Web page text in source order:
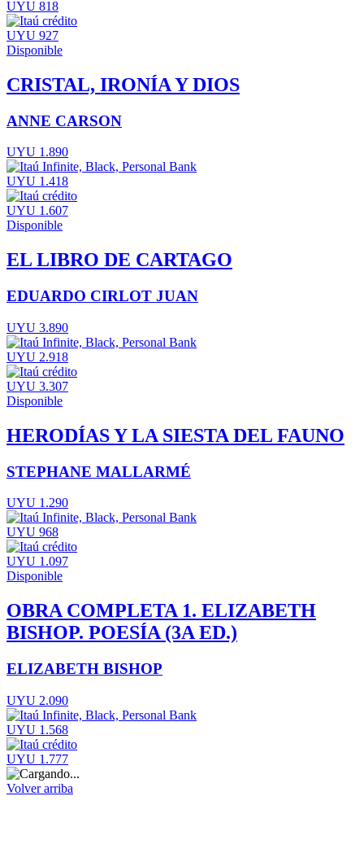
UYU 818
UYU 927
Disponible
CRISTAL, IRONÍA Y DIOS
ANNE CARSON
UYU 1.890
UYU 1.418
UYU 1.607
Disponible
EL LIBRO DE CARTAGO
EDUARDO CIRLOT JUAN
UYU 3.890
UYU 2.918
UYU 3.307
Disponible
HERODÍAS Y LA SIESTA DEL FAUNO
STEPHANE MALLARMÉ
UYU 1.290
UYU 968
UYU 1.097
Disponible
OBRA COMPLETA 1. ELIZABETH
BISHOP. POESÍA (3A ED.)
ELIZABETH BISHOP
UYU 2.090
UYU 1.568
UYU 1.777
Volver arriba